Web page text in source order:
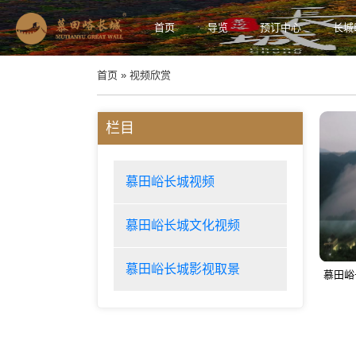
首页 导览 预订中心 长
首页 » 视频欣赏
栏目
慕田峪长城视频
慕田峪长城文化视频
慕田峪长城影视取景 慕田